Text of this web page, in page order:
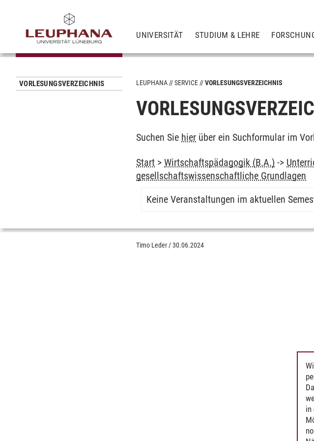
UNIVERSITÄT STUDIUM & LEHRE
VORLESUNGSVERZEICHNIS LEUPHANA SERVICE VORLESUNGSVERZEICHNIS
Suchen Sie hier über ein Suchformular im
Start >Wirtschaftspädagogik (B.A.) ->
gesellschaftswissenschaftliche Grundlagen
Keine Veranstaltungen im aktuellen
Timo Leder /30.06.2024
in